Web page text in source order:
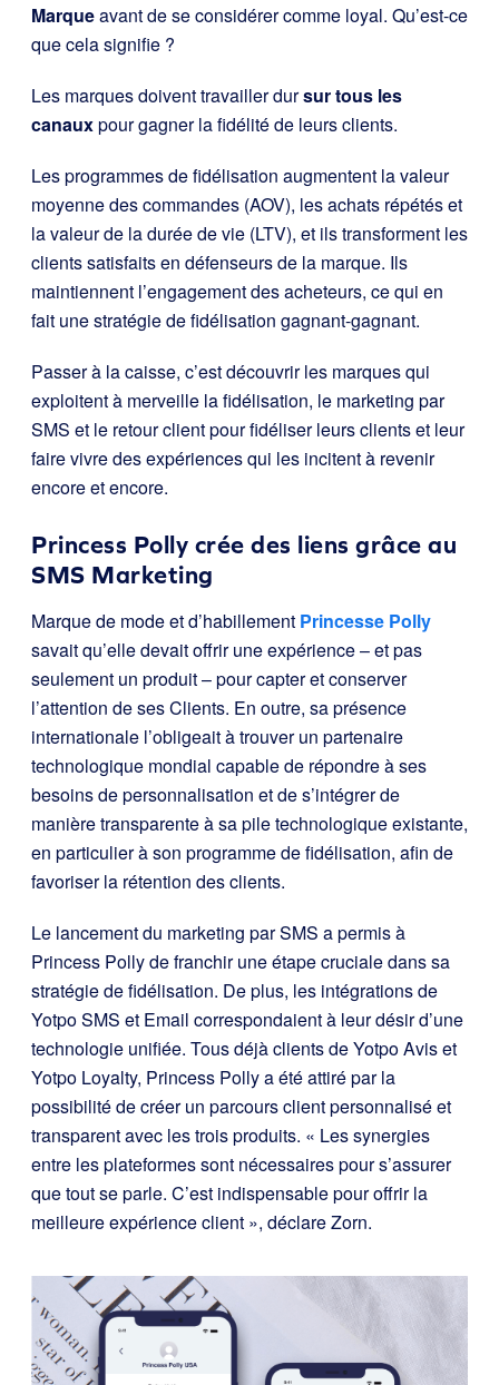
Marqueavant de se considérer comme loyal. Qu’est-ce
que cela signifie ?
Les marques doivent travailler dursur tous les
canauxpour gagner la fidélité de leurs clients.
Les programmes de fidélisation augmentent la valeur
moyenne des commandes (AOV), les achats répétés et
la valeur de la durée de vie (LTV), et ils transforment les
clients satisfaits en défenseurs de la marque. Ils
maintiennent l’engagement des acheteurs, ce qui en
fait une stratégie de fidélisation gagnant-gagnant.
Passer à la caisse, c’est découvrir les marques qui
exploitent à merveille la fidélisation, le marketing par
SMS et le retour client pour fidéliser leurs clients et leur
faire vivre des expériences qui les incitent à revenir
encore et encore.
Princess Polly crée des liens grâce au
SMS Marketing
Marque de mode et d’habillement Princesse Polly
savait qu’elle devait offrir une expérience – et pas
seulement un produit – pour capter et conserver
l’attention de ses Clients. En outre, sa présence
internationale l’obligeait à trouver un partenaire
technologique mondial capable de répondre à ses
besoins de personnalisation et de s’intégrer de
manière transparente à sa pile technologique existante,
en particulier à son programme de fidélisation, afin de
favoriser la rétention des clients.
Le lancement du marketing par SMS a permis à
Princess Polly de franchir une étape cruciale dans sa
stratégie de fidélisation. De plus, les intégrations de
Yotpo SMS et Email correspondaient à leur désir d’une
technologie unifiée. Tous déjà clients de Yotpo Avis et
Yotpo Loyalty, Princess Polly a été attiré par la
possibilité de créer un parcours client personnalisé et
transparent avec les trois produits. « Les synergies
entre les plateformes sont nécessaires pour s’assurer
que tout se parle. C’est indispensable pour offrir la
meilleure expérience client », déclare Zorn.